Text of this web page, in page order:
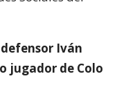
Iván
jugador de Colo